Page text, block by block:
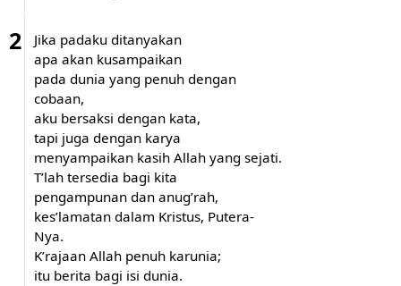
2
Jika padaku ditanyakan
apa akan kusampaikan
pada dunia yang penuh dengan
cobaan,
aku bersaksi dengan kata,
tapi juga dengan karya
menyampaikan kasih Allah yang sejati.
T’lah tersedia bagi kita
pengampunan dan anug’rah,
kes’lamatan dalam Kristus, Putera-
Nya.
K’rajaan Allah penuh karunia;
itu berita bagi isi dunia.